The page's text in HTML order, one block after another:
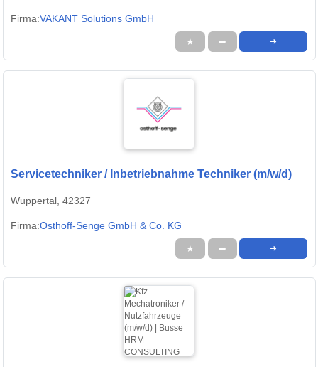
Firma:VAKANT Solutions GmbH
★ ➦ ➜
Servicetechniker / Inbetriebnahme Techniker (m/w/d)
Wuppertal, 42327
Firma:Osthoff-Senge GmbH & Co. KG
★ ➦ ➜